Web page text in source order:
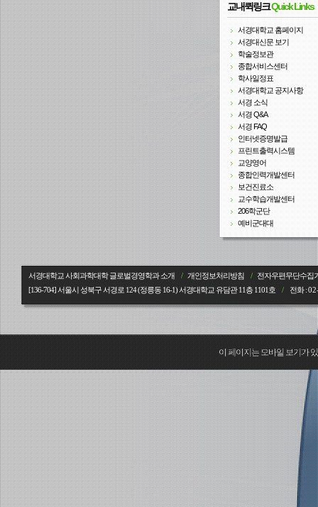
교내퀵링크Quick Links
서경대학교 홈페이지
서경대신문 보기
학술정보관
종합서비스센터
학사일정표
서경대학교 공지사항
서경 소식
서경 Q&A
서경 FAQ
인터넷증명발급
프린트출력시스템
교양영어
종합인력개발센터
보건진료소
교수학습개발센터
206학군단
예비군대대
서경대학교 사회과학대학 글로벌경영학과 소개 / 개인정보처리방침 /
전자우편무단수집
[136-704] 서울시 성북구 서경로 124 (정릉동 16-1) 서경대학교유담관 11층 1101호 / 전화 :
이 페이지는 모바일 보기가